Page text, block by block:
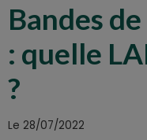
Bandes
: quelle
?
Le 28/07/2022